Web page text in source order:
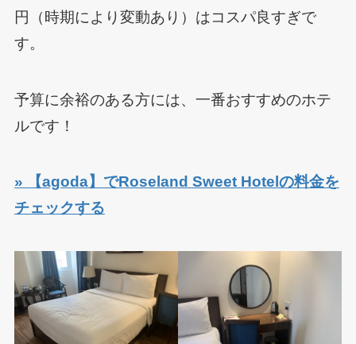
円（時期により変動あり）はコスパ良すぎで
す。
予算に余裕のある方には、一番おすすめのホテ
ルです！
» 【agoda】でRoseland Sweet Hotelの料金を
チェックする